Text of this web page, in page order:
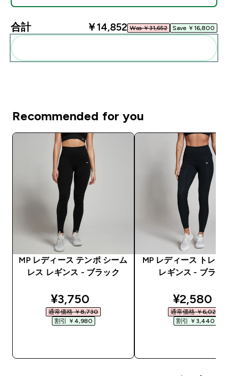
合計 ￥14,852‎ Was ￥31,652‎ Save ￥16,800‎
Recommended for you
MP レディース テンポ シーム
レス レギンス - ブラック
discounted price
¥3,750‎
通常価格 ￥8,730‎
割引 ￥4,980‎
MP レディース トレー
レギンス - ブラッ
¥2,580‎
通常価格 ￥6,020‎
割引 ￥3,440‎